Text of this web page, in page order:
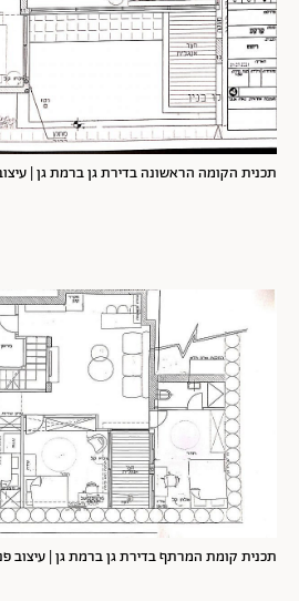
תכנית הקומה הראשונה בדירת גן ברמת גן |
תכנית קומת המרתף בדירת גן ברמת גן | עיצוב